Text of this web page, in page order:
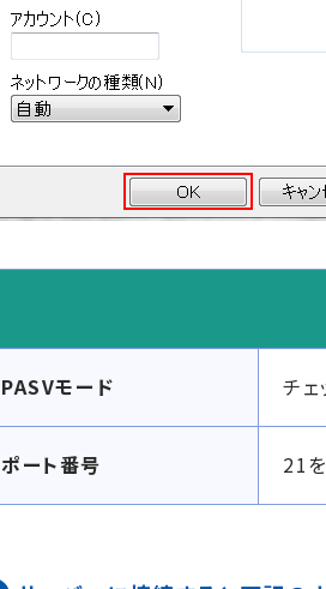
PASVモード チェ
ポート番号 21